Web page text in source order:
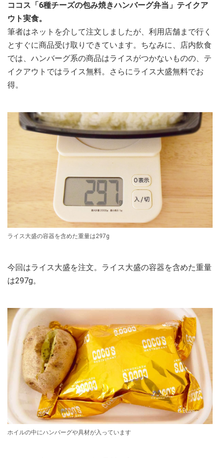
ココス「6種チーズの包み焼きハンバーグ弁当」テイクア
ウト実食。
筆者はネットを介して注文しましたが、利用店舗まで行く
とすぐに商品受け取りできています。ちなみに、店内飲食
では、ハンバーグ系の商品はライスがつかないものの、テ
イクアウトではライス無料。さらにライス大盛無料でお
得。
ライス大盛の容器を含めた重量は297g
今回はライス大盛を注文。ライス大盛の容器を含めた重量
は297g。
ホイルの中にハンバーグや具材が入っています